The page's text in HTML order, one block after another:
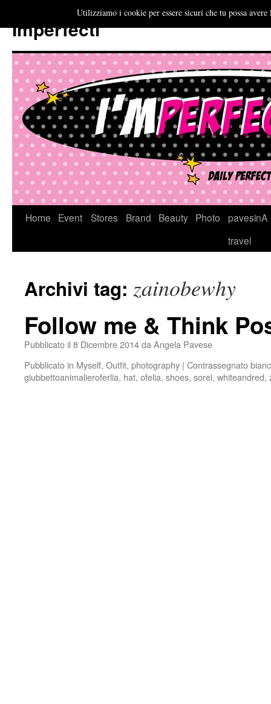
Imperfecti
VaiHome Event Stores Brand Beauty Photo
pavesinA
travel
Archivi tag: zainobewhy
Follow me & Think
Pubblicato il 8 Dicembre 2014da Angela Pavese
Pubblicato in Myself, Outfit, photography | Contrassegnato
giubbettoanimalieroferlia, hat, ofelia, shoes, sorel, whiteandred,
Utilizziamo i cookie per essere sicuri che tu possa